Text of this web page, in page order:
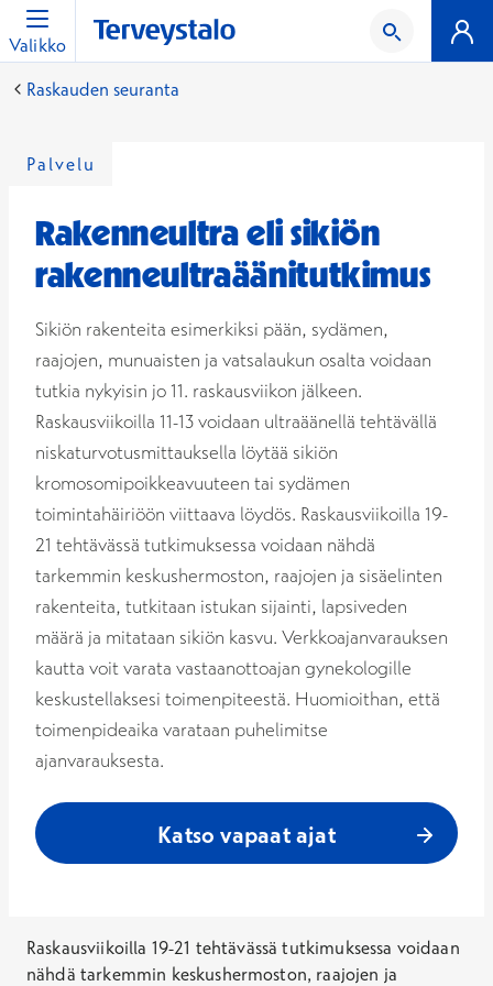
Valikko
Raskauden seuranta
Palvelu
Rakenneultra eli sikiön
rakenneultraäänitutkimus
Sikiön rakenteita esimerkiksi pään, sydämen,
raajojen, munuaisten ja vatsalaukun osalta voidaan
tutkia nykyisin jo 11. raskausviikon jälkeen.
Raskausviikoilla 11-13 voidaan ultraäänellä tehtävällä
niskaturvotusmittauksella löytää sikiön
kromosomipoikkeavuuteen tai sydämen
toimintahäiriöön viittaava löydös. Raskausviikoilla 19-
21 tehtävässä tutkimuksessa voidaan nähdä
tarkemmin keskushermoston, raajojen ja sisäelinten
rakenteita, tutkitaan istukan sijainti, lapsiveden
määrä ja mitataan sikiön kasvu. Verkkoajanvarauksen
kautta voit varata vastaanottoajan gynekologille
keskustellaksesi toimenpiteestä. Huomioithan, että
toimenpideaika varataan puhelimitse
ajanvarauksesta.
Katso vapaat ajat
Raskausviikoilla 19-21 tehtävässä tutkimuksessa voidaan
nähdä tarkemmin keskushermoston, raajojen ja